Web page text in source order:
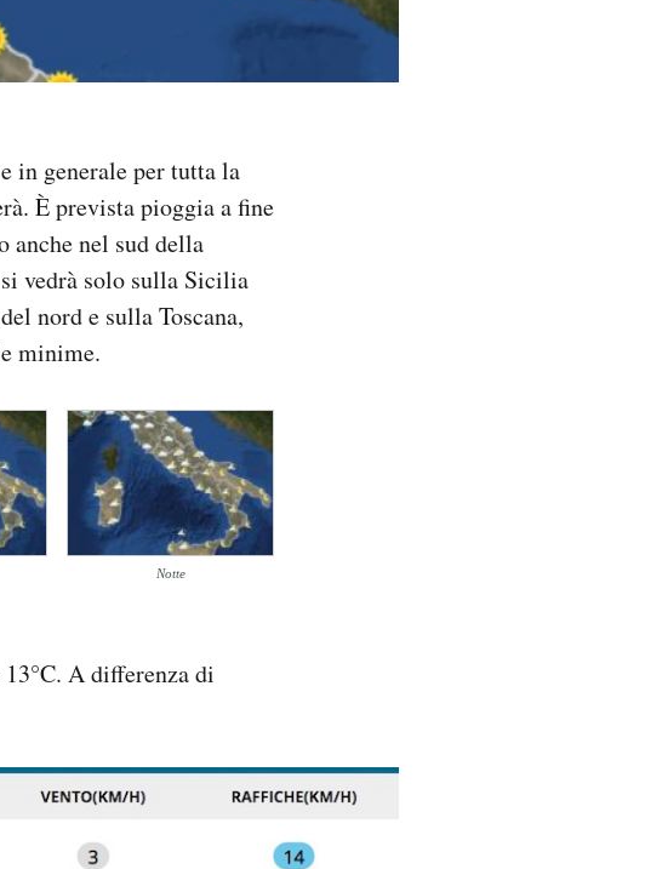
in generale per tutta la
È prevista pioggia a fine
anche nel sud della
vedrà solo sulla Sicilia
nord e sulla Toscana,
minime.
Notte
A differenza di